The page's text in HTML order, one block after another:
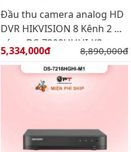
Đầu thu camera analog HD
DVR HIKVISION 8 Kênh 2 Ổ
cứng DS-7208HUHI-K2
Giá bán:
5,334,000đ Giá gốc:
8,890,000đ